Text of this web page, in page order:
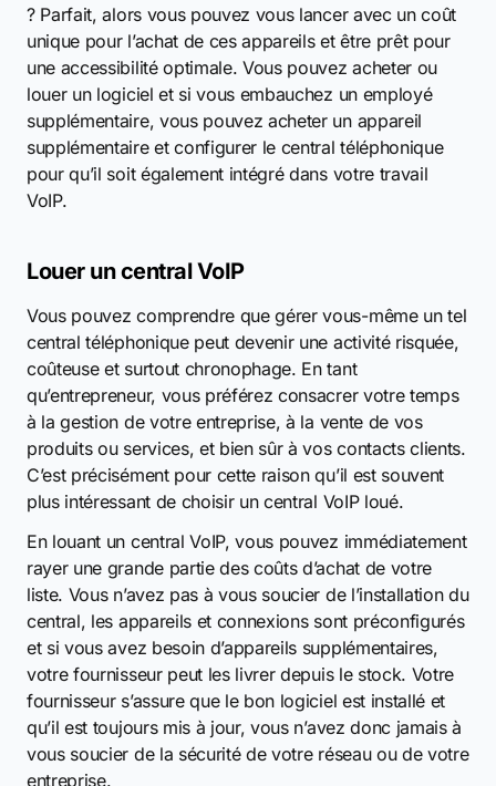
? Parfait, alors vous pouvez vous lancer avec un coût
unique pour l’achat de ces appareils et être prêt pour
une accessibilité optimale. Vous pouvez acheter ou
louer un logiciel et si vous embauchez un employé
supplémentaire, vous pouvez acheter un appareil
supplémentaire et configurer le central téléphonique
pour qu’il soit également intégré dans votre travail
VoIP.
Louer un central VoIP
Vous pouvez comprendre que gérer vous-même un tel
central téléphonique peut devenir une activité risquée,
coûteuse et surtout chronophage. En tant
qu’entrepreneur, vous préférez consacrer votre temps
à la gestion de votre entreprise, à la vente de vos
produits ou services, et bien sûr à vos contacts clients.
C’est précisément pour cette raison qu’il est souvent
plus intéressant de choisir un central VoIP loué.
En louant un central VoIP, vous pouvez immédiatement
rayer une grande partie des coûts d’achat de votre
liste. Vous n’avez pas à vous soucier de l’installation du
central, les appareils et connexions sont préconfigurés
et si vous avez besoin d’appareils supplémentaires,
votre fournisseur peut les livrer depuis le stock. Votre
fournisseur s’assure que le bon logiciel est installé et
qu’il est toujours mis à jour, vous n’avez donc jamais à
vous soucier de la sécurité de votre réseau ou de votre
entreprise.